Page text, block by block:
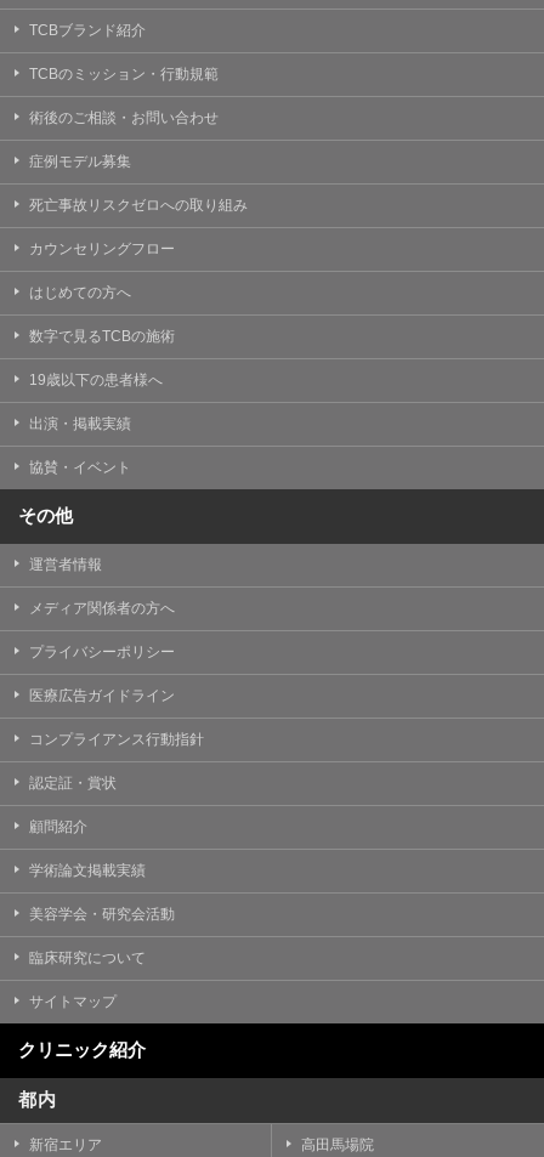
TCBブランド紹介
TCBのミッション・行動規範
術後のご相談・お問い合わせ
症例モデル募集
死亡事故リスクゼロへの取り組み
カウンセリングフロー
はじめての方へ
数字で見るTCBの施術
19歳以下の患者様へ
出演・掲載実績
協賛・イベント
その他
運営者情報
メディア関係者の方へ
プライバシーポリシー
医療広告ガイドライン
コンプライアンス行動指針
認定証・賞状
顧問紹介
学術論文掲載実績
美容学会・研究会活動
臨床研究について
サイトマップ
クリニック紹介
都内
新宿エリア 高田馬場院